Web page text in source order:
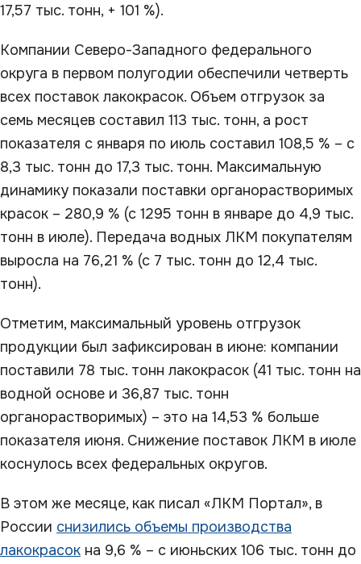
17,57 тыс. тонн, + 101 %).
Компании Северо-Западного федерального
округа в первом полугодии обеспечили четверть
всех поставок лакокрасок. Объем отгрузок за
семь месяцев составил 113 тыс. тонн, а рост
показателя с января по июль составил 108,5 % – с
8,3 тыс. тонн до 17,3 тыс. тонн. Максимальную
динамику показали поставки органорастворимых
красок – 280,9 % (с 1295 тонн в январе до 4,9 тыс.
тонн в июле). Передача водных ЛКМ покупателям
выросла на 76,21 % (с 7 тыс. тонн до 12,4 тыс.
тонн).
Отметим, максимальный уровень отгрузок
продукции был зафиксирован в июне: компании
поставили 78 тыс. тонн лакокрасок (41 тыс. тонн на
водной основе и 36,87 тыс. тонн
органорастворимых) – это на 14,53 % больше
показателя июня. Снижение поставок ЛКМ в июле
коснулось всех федеральных округов.
В этом же месяце, как писал «ЛКМ Портал», в
России снизились объемы производства
лакокрасок на 9,6 % – с июньских 106 тыс. тонн до